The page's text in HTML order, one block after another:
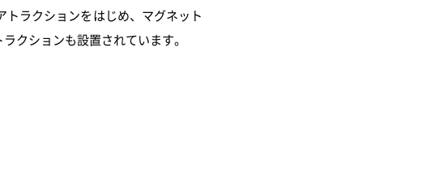
トラクションをはじめ、マグネット
クションも設置されています。